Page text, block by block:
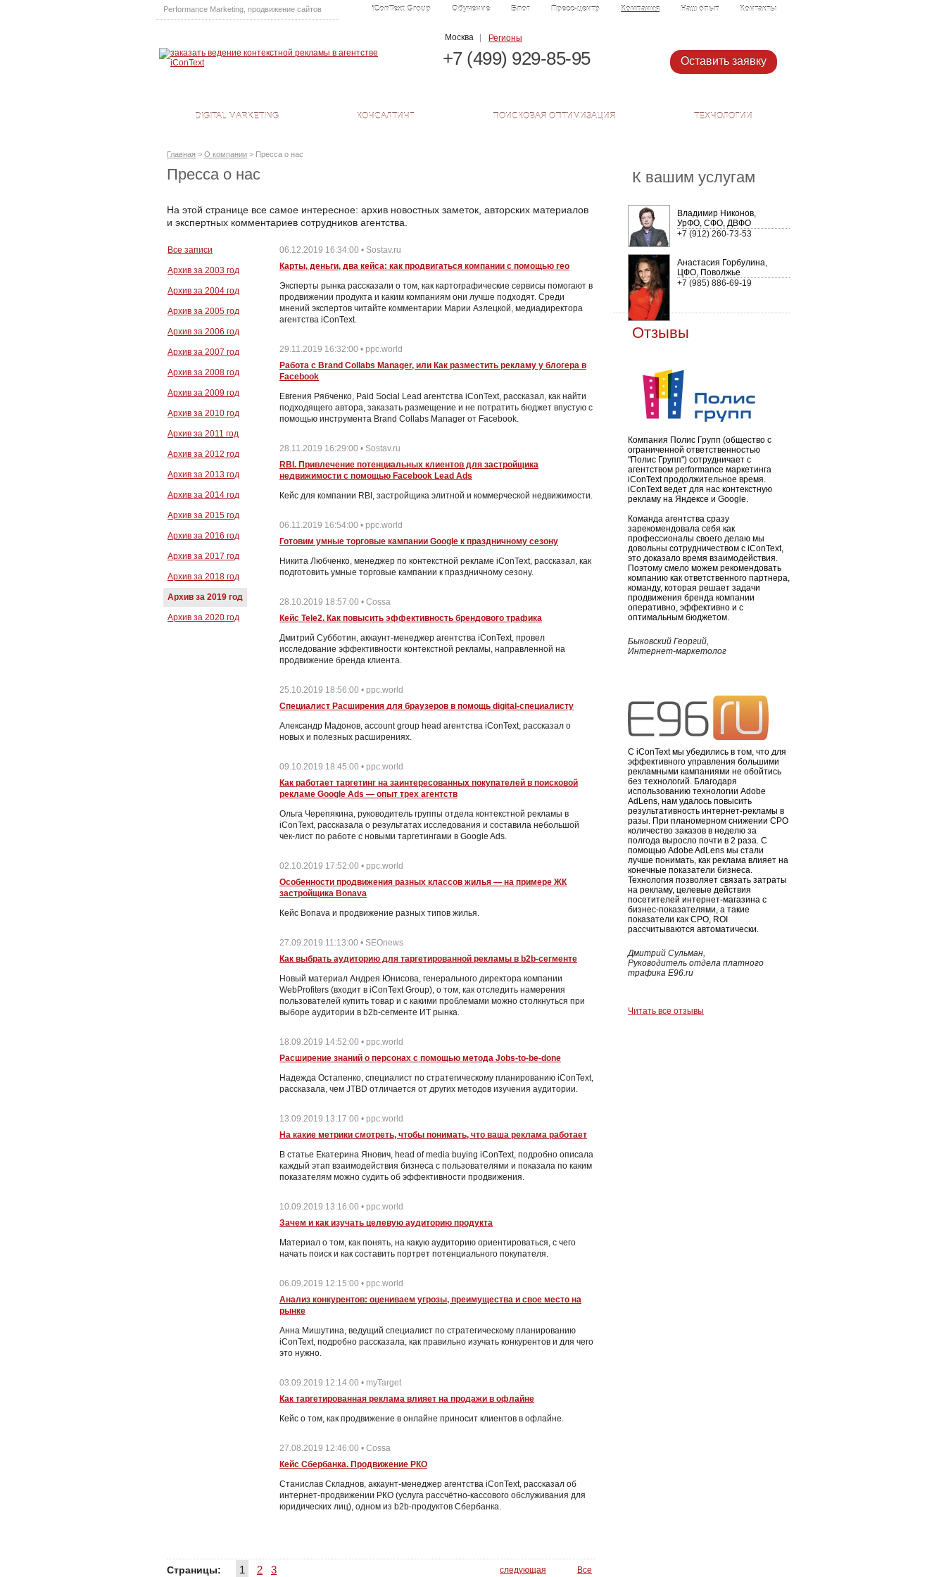
Москва Регионы
Performance Marketing продвижение сайтов iConText Group Обучение Блог Пресс-центр Компания Наш опыт Контакты
+7 (499) 929-85-95 Оставить заявку
DIGITAL MARKETING КОНСАЛТИНГ ПОИСКОВАЯ ОПТИМИЗАЦИЯ ТЕХНОЛОГИИ
Главная > О компании > Пресса о нас
Пресса о нас
На этой странице все самое интересное: архив новостных заметок, авторских материалов
и экспертных комментариев сотрудников агентства.
Все записи
Архив за 2003 год
Архив за 2004 год
Архив за 2005 год
Архив за 2006 год
Архив за 2007 год
Архив за 2008 год
Архив за 2009 год
Архив за 2010 год
Архив за 2011 год
Архив за 2012 год
Архив за 2013 год
Архив за 2014 год
Архив за 2015 год
Архив за 2016 год
Архив за 2017 год
Архив за 2018 год
Архив за 2019 год
Архив за 2020 год
06.12.2019 16:34:00 • Sostav.ru
Карты, деньги, два кейса: как продвигаться компании с помощью гео
Эксперты рынка рассказали о том, как картографические сервисы помогают в
продвижении продукта и каким компаниям они лучше подходят. Среди
мнений экспертов читайте комментарии Марии Азлецкой, медиадиректора
агентства iConText.
29.11.2019 16:32:00 • ppc.world
Работа с Brand Collabs Manager, или Как разместить рекламу у блогера в
Facebook
Евгения Рябченко, Paid Social Lead агентства iConText, рассказал, как найти
подходящего автора, заказать размещение и не потратить бюджет впустую с
помощью инструмента Brand Collabs Manager от Facebook.
28.11.2019 16:29:00 • Sostav.ru
RBI. Привлечение потенциальных клиентов для застройщика
недвижимости с помощью Facebook Lead Ads
Кейс для компании RBI, застройщика элитной и коммерческой недвижимости.
06.11.2019 16:54:00 • ppc.world
Готовим умные торговые кампании Google к праздничному сезону
Никита Любченко, менеджер по контекстной рекламе iConText, рассказал, как
подготовить умные торговые кампании к праздничному сезону.
28.10.2019 18:57:00 • Cossa
Кейс Tele2. Как повысить эффективность брендового трафика
Дмитрий Субботин, аккаунт-менеджер агентства iConText, провел
исследование эффективности контекстной рекламы, направленной на
продвижение бренда клиента.
25.10.2019 18:56:00 • ppc.world
Специалист Расширения для браузеров в помощь digital-специалисту
Александр Мадонов, account group head агентства iConText, рассказал о
новых и полезных расширениях.
09.10.2019 18:45:00 • ppc.world
Как работает таргетинг на заинтересованных покупателей в поисковой
рекламе Google Ads — опыт трех агентств
Ольга Черепякина, руководитель группы отдела контекстной рекламы в
iConText, рассказала о результатах исследования и составила небольшой
чек-лист по работе с новыми таргетингами в Google Ads.
02.10.2019 17:52:00 • ppc.world
Особенности продвижения разных классов жилья — на примере ЖК
застройщика Bonava
Кейс Bonava и продвижение разных типов жилья.
27.09.2019 11:13:00 • SEOnews
Как выбрать аудиторию для таргетированной рекламы в b2b-сегменте
Новый материал Андрея Юнисова, генерального директора компании
WebProfiters (входит в iConText Group), о том, как отследить намерения
пользователей купить товар и с какими проблемами можно столкнуться при
выборе аудитории в b2b-сегменте ИТ рынка.
18.09.2019 14:52:00 • ppc.world
Расширение знаний о персонах с помощью метода Jobs-to-be-done
Надежда Остапенко, специалист по стратегическому планированию iConText,
рассказала, чем JTBD отличается от других методов изучения аудитории.
13.09.2019 13:17:00 • ppc.world
На какие метрики смотреть, чтобы понимать, что ваша реклама работает
В статье Екатерина Янович, head of media buying iConText, подробно описала
каждый этап взаимодействия бизнеса с пользователями и показала по каким
показателям можно судить об эффективности продвижения.
10.09.2019 13:16:00 • ppc.world
Зачем и как изучать целевую аудиторию продукта
Материал о том, как понять, на какую аудиторию ориентироваться, с чего
начать поиск и как составить портрет потенциального покупателя.
06.09.2019 12:15:00 • ppc.world
Анализ конкурентов: оцениваем угрозы, преимущества и свое место на
рынке
Анна Мишутина, ведущий специалист по стратегическому планированию
iConText, подробно рассказала, как правильно изучать конкурентов и для чего
это нужно.
03.09.2019 12:14:00 • myTarget
Как таргетированная реклама влияет на продажи в офлайне
Кейс о том, как продвижение в онлайне приносит клиентов в офлайне.
27.08.2019 12:46:00 • Cossa
Кейс Сбербанка. Продвижение РКО
Станислав Складнов, аккаунт-менеджер агентства iConText, рассказал об
интернет-продвижении РКО (услуга рассчётно-кассового обслуживания для
юридических лиц), одном из b2b-продуктов Сбербанка.
Страницы: 1 2 3 Все
следующая
К вашим услугам
Владимир Никонов,
УрФО, СФО, ДВФО
+7 (912) 260-73-53
Анастасия Горбулина,
ЦФО, Поволжье
+7 (985) 886-69-19
Отзывы
Компания Полис Групп (общество с
ограниченной ответственностью
"Полис Групп") сотрудничает с
агентством performance маркетинга
iConText продолжительное время.
iConText ведет для нас контекстную
рекламу на Яндексе и Google.
Команда агентства сразу
зарекомендовала себя как
профессионалы своего делаю мы
довольны сотрудничеством с iConText,
это доказало время взаимодействия.
Поэтому смело можем рекомендовать
компанию как ответственного партнера,
команду, которая решает задачи
продвижения бренда компании
оперативно, эффективно и с
оптимальным бюджетом.
Быковский Георгий,
Интернет-маркетолог
С iConText мы убедились в том, что для
эффективного управления большими
рекламными кампаниями не обойтись
без технологий. Благодаря
использованию технологии Adobe
AdLens, нам удалось повысить
результативность интернет-рекламы в
разы. При планомерном снижении CPO
количество заказов в неделю за
полгода выросло почти в 2 раза. С
помощью Adobe AdLens мы стали
лучше понимать, как реклама влияет на
конечные показатели бизнеса.
Технология позволяет связать затраты
на рекламу, целевые действия
посетителей интернет-магазина с
бизнес-показателями, а такие
показатели как CPO, ROI
рассчитываются автоматически.
Дмитрий Сульман,
Руководитель отдела платного
трафика Е96.ru
Читать все отзывы